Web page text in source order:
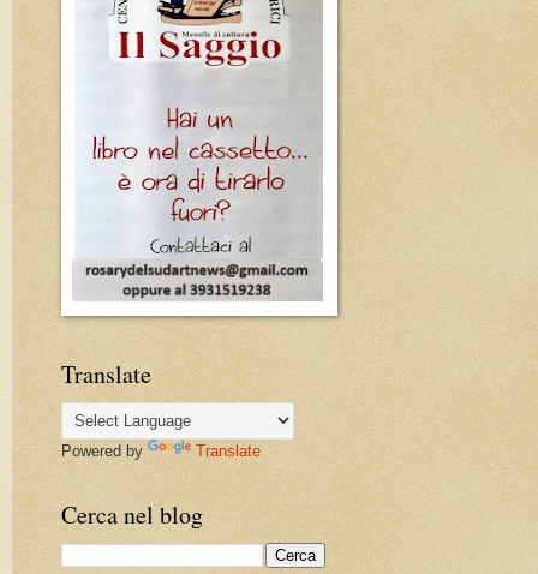
Translate
Powered by Translate
Cerca nel blog